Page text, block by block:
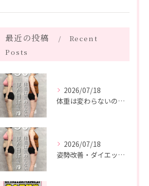
最近の投稿
Recent
Posts
2026/07/18
体重は変わらないのに、見た目は変わった。
2026/07/18
姿勢改善・ダイエット・ピラティス【５０代・M様】